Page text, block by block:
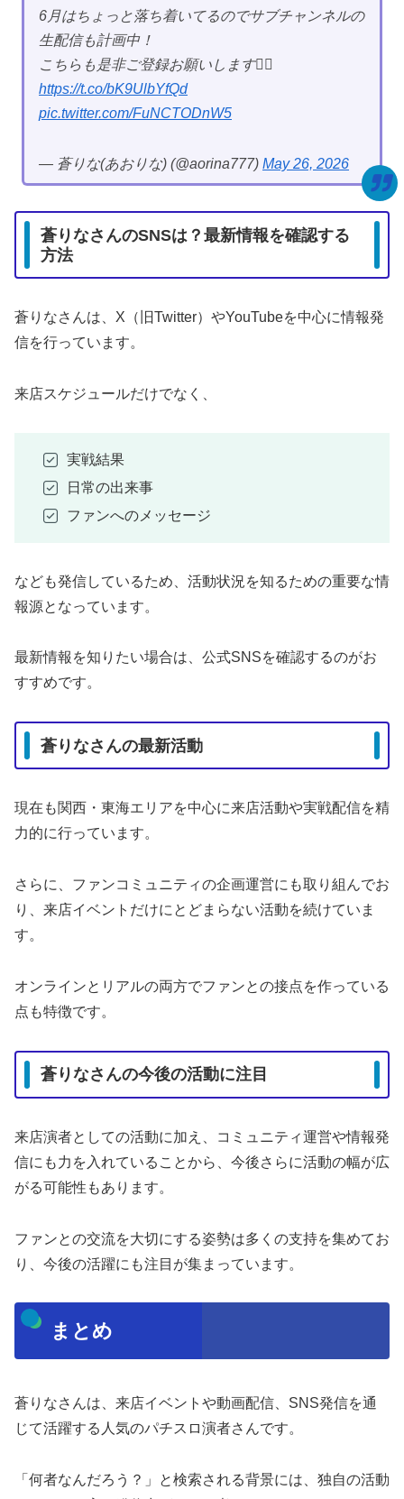
6月はちょっと落ち着いてるのでサブチャンネルの
生配信も計画中！
こちらも是非ご登録お願いします❤️‍🔥
https://t.co/bK9UlbYfQd
pic.twitter.com/FuNCTODnW5
— 蒼りな(あおりな) (@aorina777) May 26, 2026
蒼りなさんのSNSは？最新情報を確認する
方法
蒼りなさんは、X（旧Twitter）やYouTubeを中心に情報発
信を行っています。
来店スケジュールだけでなく、
実戦結果
日常の出来事
ファンへのメッセージ
なども発信しているため、活動状況を知るための重要な情
報源となっています。
最新情報を知りたい場合は、公式SNSを確認するのがお
すすめです。
蒼りなさんの最新活動
現在も関西・東海エリアを中心に来店活動や実戦配信を精
力的に行っています。
さらに、ファンコミュニティの企画運営にも取り組んでお
り、来店イベントだけにとどまらない活動を続けていま
す。
オンラインとリアルの両方でファンとの接点を作っている
点も特徴です。
蒼りなさんの今後の活動に注目
来店演者としての活動に加え、コミュニティ運営や情報発
信にも力を入れていることから、今後さらに活動の幅が広
がる可能性もあります。
ファンとの交流を大切にする姿勢は多くの支持を集めてお
り、今後の活躍にも注目が集まっています。
まとめ
蒼りなさんは、来店イベントや動画配信、SNS発信を通
じて活躍する人気のパチスロ演者さんです。
「何者なんだろう？」と検索される背景には、独自の活動